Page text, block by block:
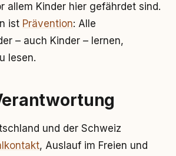
allem Kinder hier gefährdet sind.
ist Prävention: Alle
– auch Kinder – lernen,
lesen.
und der Schweiz
, Auslauf im Freien und